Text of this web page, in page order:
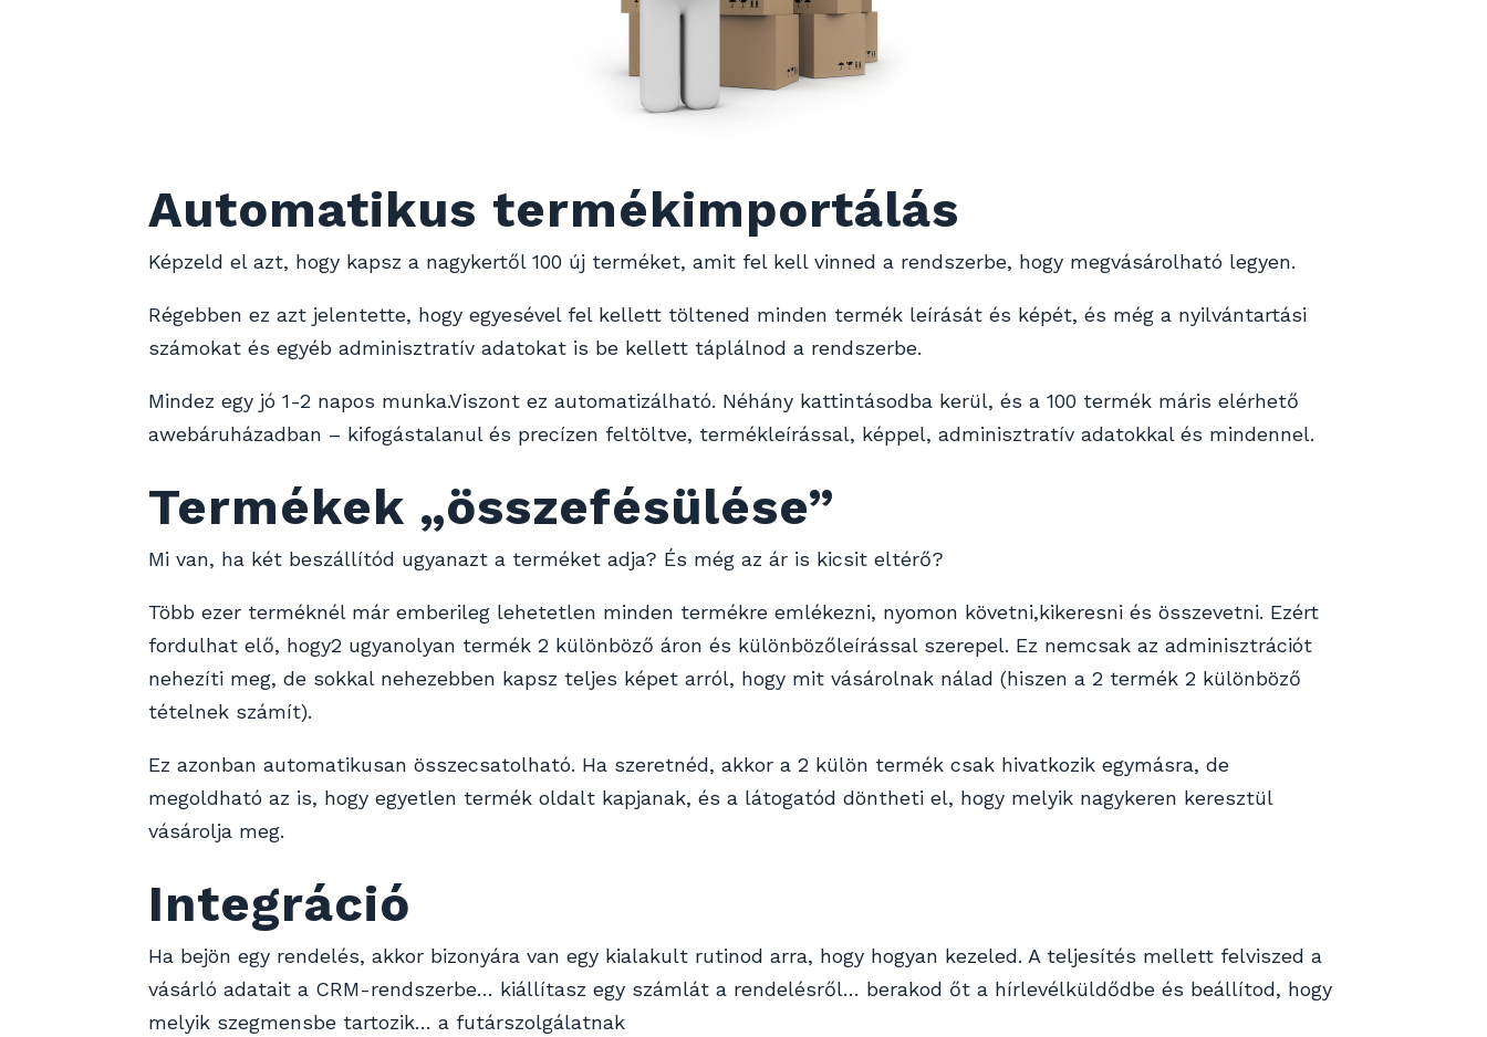
Automatikus termékimportálás
Képzeld el azt, hogy kapsz a nagykertől 100 új terméket, amit fel kell vinned a rendszerbe, hogy megvásárolható legyen.
Régebben ez azt jelentette, hogy egyesével fel kellett töltened minden termék leírását és képét, és még a nyilvántartási
számokat és egyéb adminisztratív adatokat is be kellett táplálnod a rendszerbe.
Mindez egy jó 1-2 napos munka.Viszont ez automatizálható. Néhány kattintásodba kerül, és a 100 termék máris elérhető
awebáruházadban – kifogástalanul és precízen feltöltve, termékleírással, képpel, adminisztratív adatokkal és mindennel.
Termékek „összefésülése”
Mi van, ha két beszállítód ugyanazt a terméket adja? És még az ár is kicsit eltérő?
Több ezer terméknél már emberileg lehetetlen minden termékre emlékezni, nyomon követni,kikeresni és összevetni. Ezért
fordulhat elő, hogy2 ugyanolyan termék 2 különböző áron és különbözőleírással szerepel. Ez nemcsak az adminisztrációt
nehezíti meg, de sokkal nehezebben kapsz teljes képet arról, hogy mit vásárolnak nálad (hiszen a 2 termék 2 különböző
tételnek számít).
Ez azonban automatikusan összecsatolható. Ha szeretnéd, akkor a 2 külön termék csak hivatkozik egymásra, de
megoldható az is, hogy egyetlen termék oldalt kapjanak, és a látogatód döntheti el, hogy melyik nagykeren keresztül
vásárolja meg.
Integráció
Ha bejön egy rendelés, akkor bizonyára van egy kialakult rutinod arra, hogy hogyan kezeled. A teljesítés mellett felviszed a
vásárló adatait a CRM-rendszerbe… kiállítasz egy számlát a rendelésről… berakod őt a hírlevélküldődbe és beállítod, hogy
melyik szegmensbe tartozik… a futárszolgálatnak